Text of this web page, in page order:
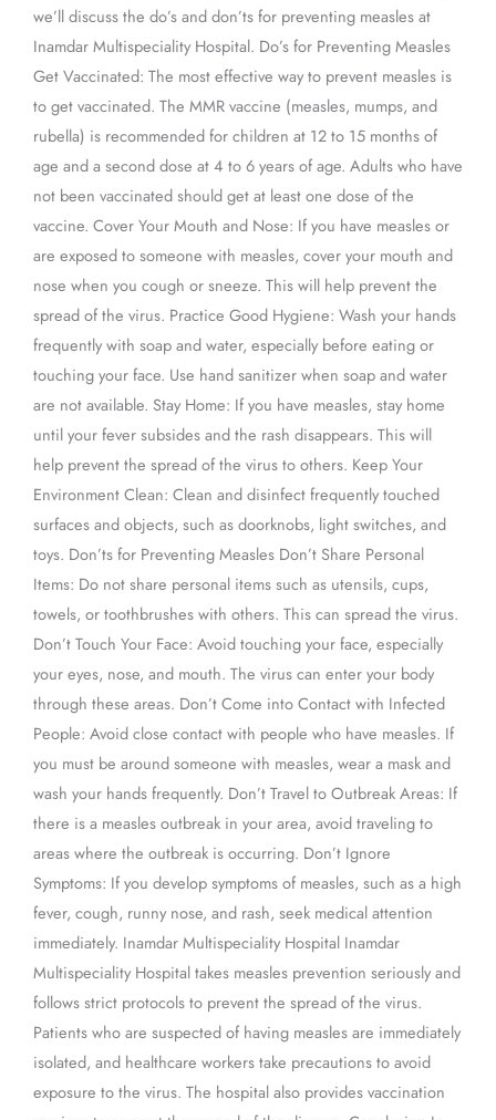
we’ll discuss the do’s and don’ts for preventing measles at
Inamdar Multispeciality Hospital. Do’s for Preventing Measles
Get Vaccinated: The most effective way to prevent measles is
to get vaccinated. The MMR vaccine (measles, mumps, and
rubella) is recommended for children at 12 to 15 months of
age and a second dose at 4 to 6 years of age. Adults who have
not been vaccinated should get at least one dose of the
vaccine. Cover Your Mouth and Nose: If you have measles or
are exposed to someone with measles, cover your mouth and
nose when you cough or sneeze. This will help prevent the
spread of the virus. Practice Good Hygiene: Wash your hands
frequently with soap and water, especially before eating or
touching your face. Use hand sanitizer when soap and water
are not available. Stay Home: If you have measles, stay home
until your fever subsides and the rash disappears. This will
help prevent the spread of the virus to others. Keep Your
Environment Clean: Clean and disinfect frequently touched
surfaces and objects, such as doorknobs, light switches, and
toys. Don’ts for Preventing Measles Don’t Share Personal
Items: Do not share personal items such as utensils, cups,
towels, or toothbrushes with others. This can spread the virus.
Don’t Touch Your Face: Avoid touching your face, especially
your eyes, nose, and mouth. The virus can enter your body
through these areas. Don’t Come into Contact with Infected
People: Avoid close contact with people who have measles. If
you must be around someone with measles, wear a mask and
wash your hands frequently. Don’t Travel to Outbreak Areas: If
there is a measles outbreak in your area, avoid traveling to
areas where the outbreak is occurring. Don’t Ignore
Symptoms: If you develop symptoms of measles, such as a high
fever, cough, runny nose, and rash, seek medical attention
immediately. Inamdar Multispeciality Hospital Inamdar
Multispeciality Hospital takes measles prevention seriously and
follows strict protocols to prevent the spread of the virus.
Patients who are suspected of having measles are immediately
isolated, and healthcare workers take precautions to avoid
exposure to the virus. The hospital also provides vaccination